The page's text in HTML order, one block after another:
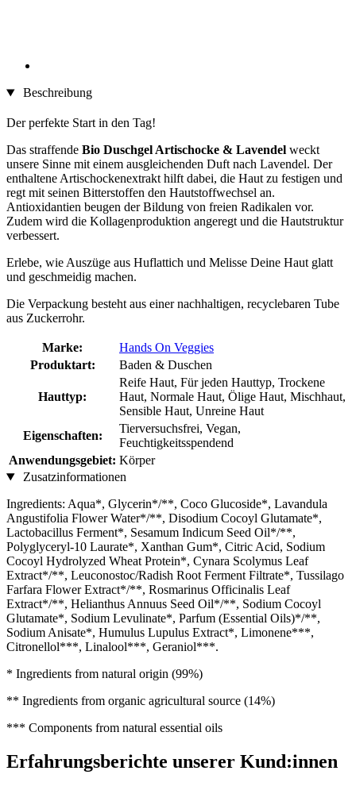
Beschreibung
Der perfekte Start in den Tag!
Das straffende Bio Duschgel Artischocke & Lavendel weckt
unsere Sinne mit einem ausgleichenden Duft nach Lavendel. Der
enthaltene Artischockenextrakt hilft dabei, die Haut zu festigen und
regt mit seinen Bitterstoffen den Hautstoffwechsel an.
Antioxidantien beugen der Bildung von freien Radikalen vor.
Zudem wird die Kollagenproduktion angeregt und die Hautstruktur
verbessert.
Erlebe, wie Auszüge aus Huflattich und Melisse Deine Haut glatt
und geschmeidig machen.
Die Verpackung besteht aus einer nachhaltigen, recyclebaren Tube
aus Zuckerrohr.
Marke:
Hands On Veggies
Produktart:
Baden & Duschen
Hauttyp:
Reife Haut, Für jeden Hauttyp, Trockene
Haut, Normale Haut, Ölige Haut, Mischhaut,
Sensible Haut, Unreine Haut
Eigenschaften:
Tierversuchsfrei, Vegan,
Feuchtigkeitsspendend
Anwendungsgebiet: Körper
Zusatzinformationen
Ingredients: Aqua*, Glycerin*/**, Coco Glucoside*, Lavandula
Angustifolia Flower Water*/**, Disodium Cocoyl Glutamate*,
Lactobacillus Ferment*, Sesamum Indicum Seed Oil*/**,
Polyglyceryl-10 Laurate*, Xanthan Gum*, Citric Acid, Sodium
Cocoyl Hydrolyzed Wheat Protein*, Cynara Scolymus Leaf
Extract*/**, Leuconostoc/Radish Root Ferment Filtrate*, Tussilago
Farfara Flower Extract*/**, Rosmarinus Officinalis Leaf
Extract*/**, Helianthus Annuus Seed Oil*/**, Sodium Cocoyl
Glutamate*, Sodium Levulinate*, Parfum (Essential Oils)*/**,
Sodium Anisate*, Humulus Lupulus Extract*, Limonene***,
Citronellol***, Linalool***, Geraniol***.
* Ingredients from natural origin (99%)
** Ingredients from organic agricultural source (14%)
*** Components from natural essential oils
Erfahrungsberichte unserer Kund:innen